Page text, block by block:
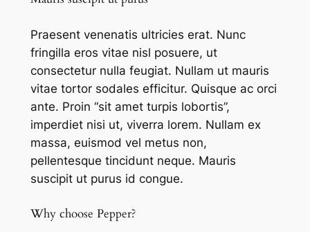
Praesent venenatis ultricies erat. Nunc
fringilla eros vitae nisl posuere, ut
consectetur nulla feugiat. Nullam ut mauris
vitae tortor sodales efficitur. Quisque ac orci
ante. Proin “sit amet turpis lobortis”,
imperdiet nisi ut, viverra lorem. Nullam ex
massa, euismod vel metus non,
pellentesque tincidunt neque. Mauris
suscipit ut purus id congue.
Why choose Pepper?